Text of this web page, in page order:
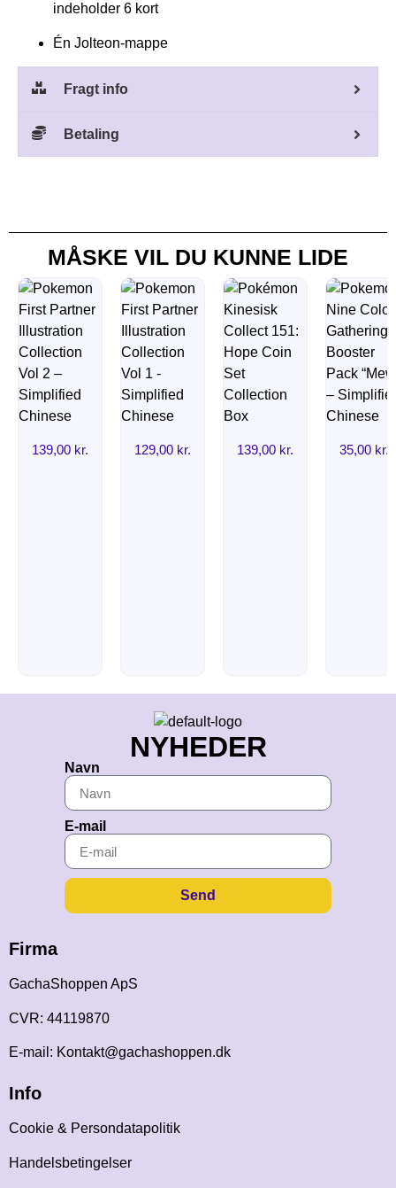
indeholder 6 kort
Én Jolteon-mappe
Fragt info
Betaling
MÅSKE VIL DU KUNNE LIDE
139,00 kr. 129,00 kr. 139,00 kr. 35,00 kr.
NYHEDER
Navn
E-mail
Send
Firma
GachaShoppen ApS
CVR: 44119870
E-mail: Kontakt@gachashoppen.dk
Info
Cookie & Persondatapolitik
Handelsbetingelser